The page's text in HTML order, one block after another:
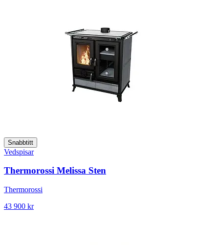
Snabbtitt
Vedspisar
Thermorossi Melissa Sten
Thermorossi
43 900 kr